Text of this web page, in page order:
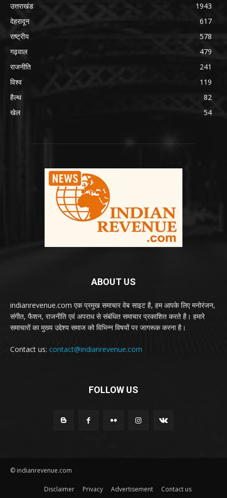
उत्तराखंड
1943
देहरादून
617
राष्ट्रीय
578
गढ़वाल
479
राजनीति
241
विश्व
119
हैल्थ
82
खेल
54
ABOUT US
indianrevenue.com एक प्रमुख समाचार वेब साइट है, हम आपके लिए मनोरंजन,
संगीत, फैशन, राजनीति एवं अपराध से संबंधित समाचार प्रकाशित करते है। हमारे
समाचारों का मुख्य उद्देश्य समाज को विभिन्न विषयों पर जागरूक करना है।
Contact us: contact@indianrevenue.com
FOLLOW US
© indianrevenue.com
Disclaimer Privacy Advertisement Contact us